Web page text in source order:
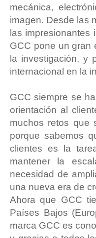
mecánica,
imagen. Desde las
las
GCC pone un gran
la investigación, y
internacional en la
GCC siempre se
orientación al
muchos retos que
porque sabemos
clientes es la
mantener la
necesidad de
una nueva era de
Ahora que GCC
Países Bajos
marca GCC es